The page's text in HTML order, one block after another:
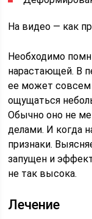
На видео — как
Необходимо
нарастающей. В
ее может совсем
ощущаться
Обычно оно не
делами. И когда
признаки.
запущен и
не так высока.
Лечение